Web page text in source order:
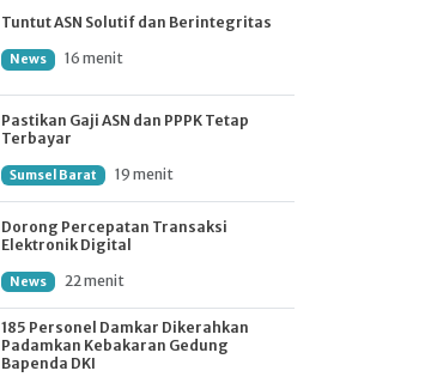
Tuntut ASN Solutif dan Berintegritas
News 16 menit
Pastikan Gaji ASN dan PPPK Tetap
Terbayar
Sumsel Barat 19 menit
Dorong Percepatan Transaksi
Elektronik Digital
News 22 menit
185 Personel Damkar Dikerahkan
Padamkan Kebakaran Gedung
Bapenda DKI